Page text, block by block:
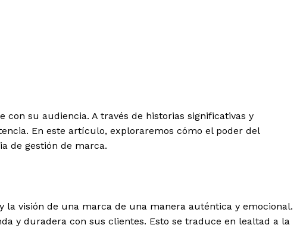
su audiencia. A través de historias significativas y
En este artículo, exploraremos cómo el poder del
de gestión de marca.
visión de una marca de una manera auténtica y emocional.
y duradera con sus clientes. Esto se traduce en lealtad a la